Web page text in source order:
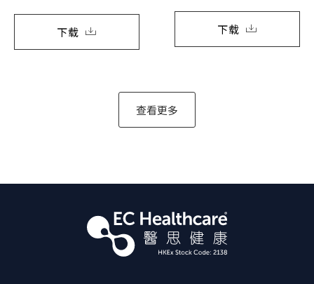
下载 下载
查看更多